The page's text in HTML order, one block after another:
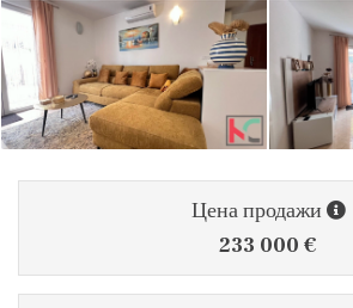
Цена продажи
233 000 €